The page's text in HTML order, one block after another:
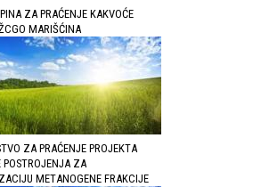
ZA PRAĆENJE KAKVOĆE
MARIŠĆINA
ZA PRAĆENJE PROJEKTA
ZA
METANOGENE FRAKCIJE